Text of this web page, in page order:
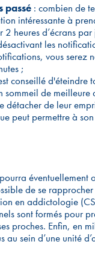
passé : combien de
intéressante à
2 heures d’écrans par
les
vous serez
;
conseillé d'éteindre
sommeil de meilleure
détacher de leur
peut permettre à
éventuellement
de se rapprocher
en addictologie
sont formés pour
proches. Enfin, en
sein d’une unité